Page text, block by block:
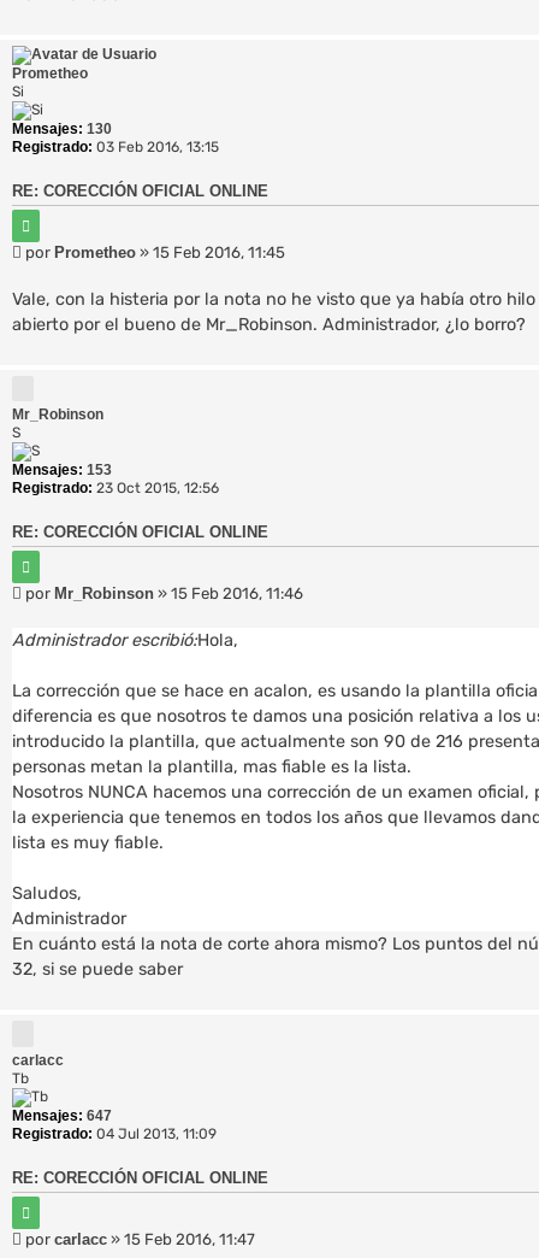
Prometheo
Si
Mensajes: 130
Registrado: 03 Feb 2016, 13:15
RE: CORECCIÓN OFICIAL ONLINE
i
t
r
M
n
a
e
por Prometheo » 15 Feb 2016, 11:45
Vale, con la histeria por la nota no he visto que ya había otro
abierto por el bueno de Mr_Robinson. Administrador, ¿lo borro?
Mr_Robinson
S
Mensajes: 153
Registrado: 23 Oct 2015, 12:56
RE: CORECCIÓN OFICIAL ONLINE
i
t
r
M
n
j
e
por Mr_Robinson » 15 Feb 2016, 11:46
Administrador escribió:Hola,
La corrección que se hace en acalon, es usando la plantilla
diferencia es que nosotros te damos una posición relativa a los
introducido la plantilla, que actualmente son 90 de 216
personas metan la plantilla, mas fiable es la lista.
Nosotros NUNCA hacemos una corrección de un examen oficial,
la experiencia que tenemos en todos los años que llevamos
lista es muy fiable.
Saludos,
Administrador
En cuánto está la nota de corte ahora mismo? Los puntos del
32, si se puede saber
carlacc
Tb
Mensajes: 647
Registrado: 04 Jul 2013, 11:09
RE: CORECCIÓN OFICIAL ONLINE
i
t
M
por carlacc » 15 Feb 2016, 11:47